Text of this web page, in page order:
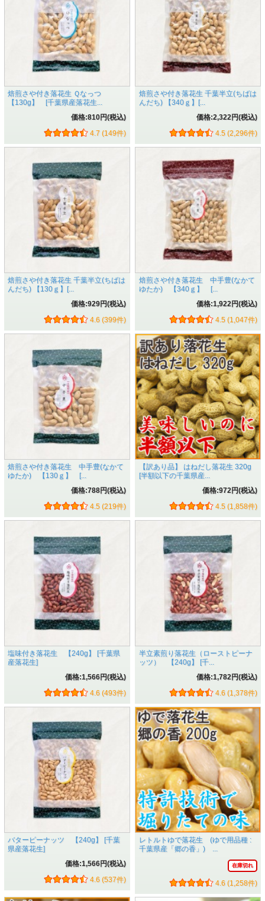
年行っております。
こだわりその三 合計6回にも及ぶ選別作業
畑から収穫した落花生には良いもの悪いもの様々あり良いも
のだけを取り出す選別が必要です。
もし選別が不十分だと…？
実がやせ細っていた。
殻を開けてみたら中身が無かった。
殻が割れていて中に土が入っていた。
こういった事をなくすため実が無くすため機械選別を４回、
手選別２回の計６回の選別作業をして状態の悪い落花生を徹
底して取り除きます。
こだわりその四 落花生専用の焙煎釜でいつでも煎りたて。
落花生は香りが命。
鈴市商店では落花生専用の焙煎釜を持っているのでいつでも
煎りたて。
同敷地内にあるお店で
焙煎後すぐ袋詰めして香りを閉じ込め
脱酸素剤（鮮度保持剤）を一緒に入れそのままの香りでお届
けします。
焙煎さや付き落花生 Ｑなっつ
【130g】 [千葉県産落花生...
価格:810円(税込)
4.7 (149件)
焙煎さや付き落花生 千葉半立(ちばは
んだち) 【340ｇ】[...
価格:2,322円(税込)
4.5 (2,296件)
焙煎さや付き落花生 千葉半立(ちばは
んだち) 【130ｇ】[...
価格:929円(税込)
4.6 (399件)
焙煎さや付き落花生 中手豊(なかて
ゆたか) 【340ｇ】 [...
価格:1,922円(税込)
4.5 (1,047件)
焙煎さや付き落花生 中手豊(なかて
ゆたか) 【130ｇ】 [...
価格:788円(税込)
4.5 (219件)
【訳あり品】 はねだし落花生 320g
[半額以下の千葉県産...
価格:972円(税込)
4.5 (1,858件)
塩味付き落花生 【240g】 [千葉県
産落花生]
価格:1,566円(税込)
4.6 (493件)
半立素煎り落花生（ローストピーナ
ッツ） 【240g】 [千...
価格:1,782円(税込)
4.6 (1,378件)
バターピーナッツ 【240g】 [千葉
県産落花生]
価格:1,566円(税込)
4.6 (537件)
レトルトゆで落花生 (ゆで用品種 :
千葉県産「郷の香」) ...
在庫切れ
4.6 (1,258件)